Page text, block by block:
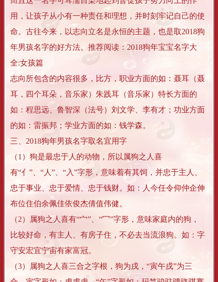
用，让孩子从小有一种责任和理想，并时刻牢记自己的使
命。古往今来，以志向立名是永恒的主题，也是取2018狗
年男孩名字的好方法。推荐阅读：2018狗年宝宝名字大
全:女孩篇
志向所包含的内容很多，比方，职业方面的如：聂耳（聂
耳，四个耳朵，音乐家）朱践耳（音乐家）特长方面的
如：程思远、鲁智深（法号）刘文学、李有才；功业方面
的如：雷振邦；学业方面的如：钱学森。
三、2018狗年男孩名字取名宜用字
（1）狗是最忠于人的动物，所以属狗之人喜
有“亻”、“人”、“入”字形，意味着有其饲，并忠于主人、
忠于事业、忠于爱情、忠于钱财。如：人今任令仰仲企伸
布位住伯余佩佳依俊杰倩值伟健。
（2）属狗之人喜有“宀”、“冖”字形，意味家庭内的狗，
比较好命，有主人、有房子住，不必去当流浪狗。如：字
守安宏宜宁宙有家富冠。
（3）属狗之人喜三合之字根，狗为戌，“寅午戌”为三